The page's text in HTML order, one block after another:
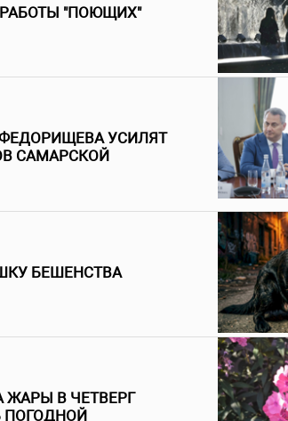
"ПОЮЩИХ"
УСИЛЯТ
САМАРСКОЙ
БЕШЕНСТВА
ЖАРЫ В ЧЕТВЕРГ
ПОГОДНОЙ